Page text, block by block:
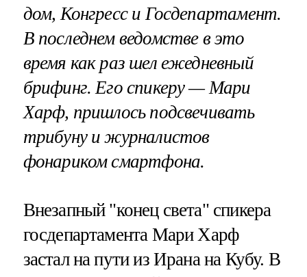
дом, Конгресс и Госдепартамент.
В последнем ведомстве в это
время как раз шел ежедневный
брифинг. Его спикеру — Мари
Харф, пришлось подсвечивать
трибуну и журналистов
фонариком смартфона.
Внезапный "конец света" спикера
госдепартамента Мари Харф
застал на пути из Ирана на Кубу. В